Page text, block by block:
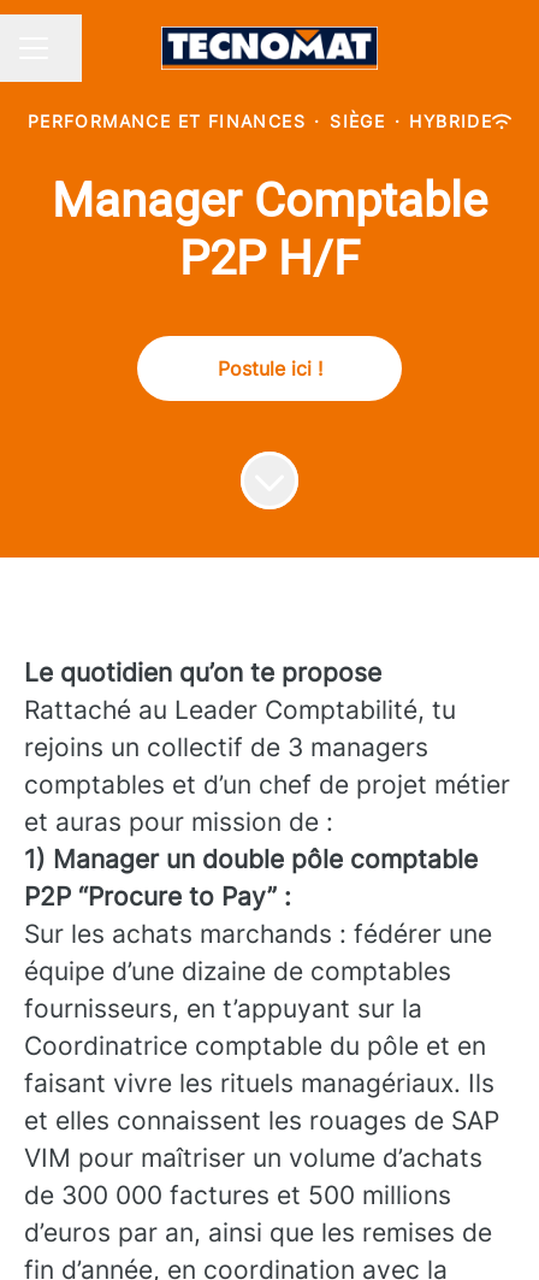
MENU CARRIÈRE
Partager la page
PERFORMANCE ET FINANCES · SIÈGE · HYBRIDE
Manager Comptable
P2P H/F
Postule ici !
Le quotidien qu’on te propose
Rattaché au Leader Comptabilité, tu
rejoins un collectif de 3 managers
comptables et d’un chef de projet métier
et auras pour mission de :
1) Manager un double pôle comptable
P2P “Procure to Pay” :
Sur les achats marchands : fédérer une
équipe d’une dizaine de comptables
fournisseurs, en t’appuyant sur la
Coordinatrice comptable du pôle et en
faisant vivre les rituels managériaux. Ils
et elles connaissent les rouages de SAP
VIM pour maîtriser un volume d’achats
de 300 000 factures et 500 millions
d’euros par an, ainsi que les remises de
fin d’année, en coordination avec la